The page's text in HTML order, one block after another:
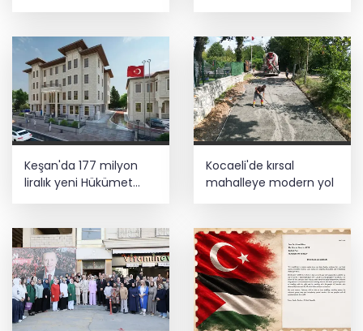
Keşan'da 177 milyon
liralık yeni Hükümet
Konağı'nın temeli atıldı
Kocaeli'de kırsal
mahalleye modern yol